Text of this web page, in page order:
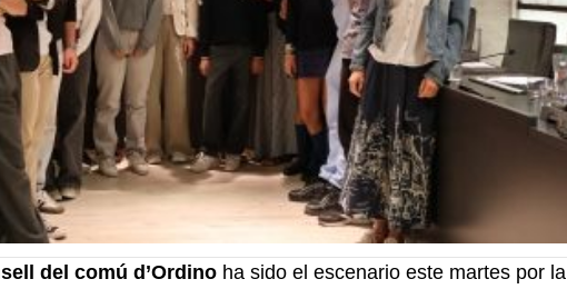
del comú d’Ordino ha sido el escenario este martes por la